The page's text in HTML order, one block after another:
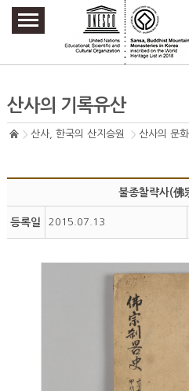
주요메뉴 바로가기
본문 바로가기
하단메뉴 바로가기
산사의 기록유산
산사, 한국의 산지승원 산사의 문
불종찰략사(佛
등록일 2015.07.13